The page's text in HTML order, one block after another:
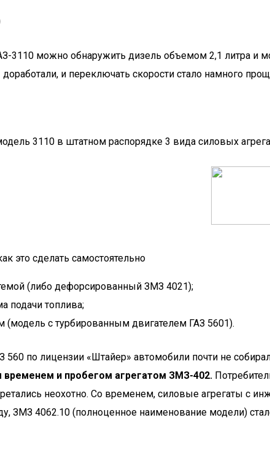
3110 можно обнаружить дизель объемом 2,1 литра и
и переключать скорости стало намного
3110 в штатном распорядке 3 вида силовых
это сделать самостоятельно
(либо дефорсированный ЗМЗ 4021);
подачи топлива;
с турбированным двигателем ГАЗ 5601).
по лицензии «Штайер» автомобили почти не
и пробегом агрегатом ЗМЗ-402.
неохотно. Со временем, силовые агрегаты с
ЗМЗ 4062.10 (полноценное наименование модели)